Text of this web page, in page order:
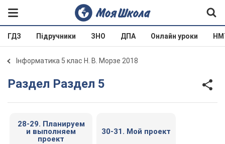
ГДЗ Підручники ЗНО ДПА Онлайн уроки
Інформатика 5 клас Н. В. Морзе 2018
Раздел Раздел 5
28-29. Планируем
и выполняем
проект
30-31. Мой проект